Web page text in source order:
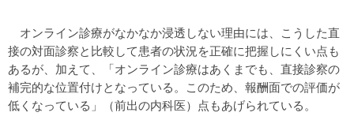
オンライン診療がなかなか浸透しない理由には、こうした直
接の対面診察と比較して患者の状況を正確に把握しにくい点も
あるが、加えて、「オンライン診療はあくまでも、直接診察の
補完的な位置付けとなっている。このため、報酬面での評価が
低くなっている」（前出の内科医）点もあげられている。